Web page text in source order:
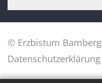
© Erzbistum Bamberg
Datenschutzerklärung